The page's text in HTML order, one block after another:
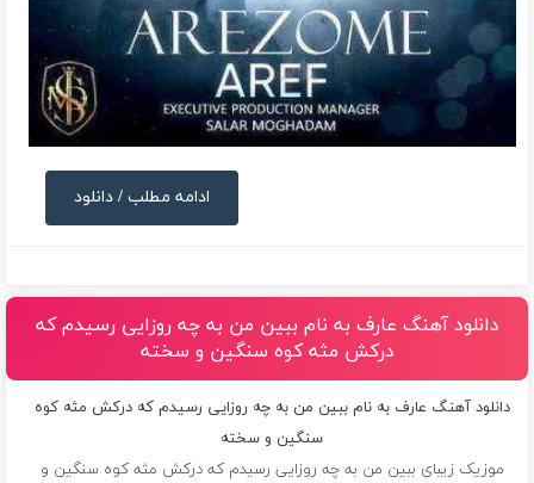
ادامه مطلب / دانلود
دانلود آهنگ عارف به نام ببین من به چه روزایی رسیدم که
درکش مثه کوه سنگین و سخته
دانلود آهنگ عارف به نام ببین من به چه روزایی رسیدم که درکش مثه کوه
سنگین و سخته
موزیک زیبای ببین من به چه روزایی رسیدم که درکش مثه کوه سنگین و